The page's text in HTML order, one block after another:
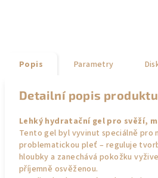
Popis Parametry
Detailní popis produktu
Lehký hydratační gel pro svěží,
Tento gel byl vyvinut speciálně pro
problematickou pleť – reguluje
hloubky a zanechává pokožku
příjemně osvěženou.